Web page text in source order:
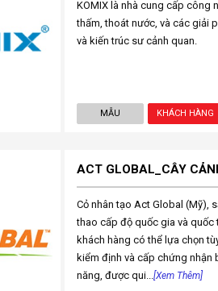
KOMIX là nhà cung cấp công
thấm, thoát nước, và các giải
và kiến trúc sư cảnh quan.
MẪU KHÁCH HÀNG
ACT GLOBAL_CÂY
Cỏ nhân tạo Act Global (Mỹ),
thao cấp độ quốc gia và quốc
khách hàng có thể lựa chọn
kiểm định và cấp chứng nhận
năng, được qui...[Xem Thêm]